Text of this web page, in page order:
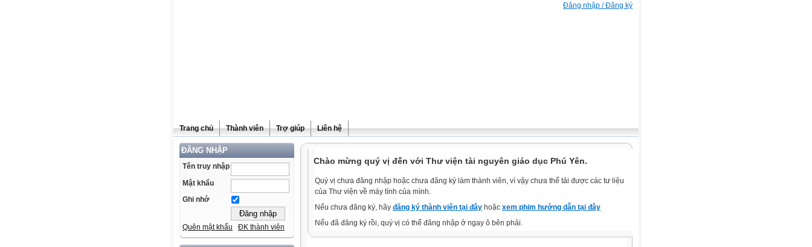
Đăng nhập / Đăng ký
Trang chủ Thành viên Trợ giúp Liên hệ
ĐĂNG NHẬP
Tên truy nhập
Mật khẩu
Ghi nhớ
Quên mật khẩu ĐK thành viên
Chào mừng quý vị đến với Thư viện tài nguyên giáo dục Phú Yên.
Quý vị chưa đăng nhập hoặc chưa đăng ký làm thành viên, vì vậy chưa thể tải được các tư liệu
của Thư viện về máy tính của mình.
Nếu chưa đăng ký, hãy đăng ký thành viên tại đây hoặc xem phim hướng dẫn tại đây
Nếu đã đăng ký rồi, quý vị có thể đăng nhập ở ngay ô bên phải.